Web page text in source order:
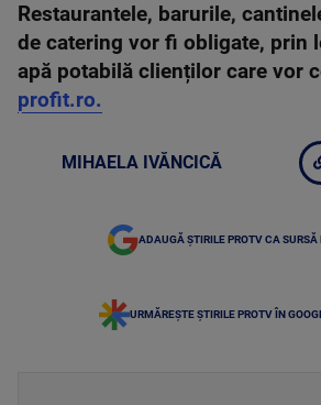
Restaurantele, barurile,
de catering vor fi obligate, prin
apă potabilă clienților care vor
profit.ro.
MIHAELA IVĂNCICĂ
ADAUGĂ ȘTIRILE PROTV CA SURSĂ
URMĂREȘTE ȘTIRILE PROTV ÎN